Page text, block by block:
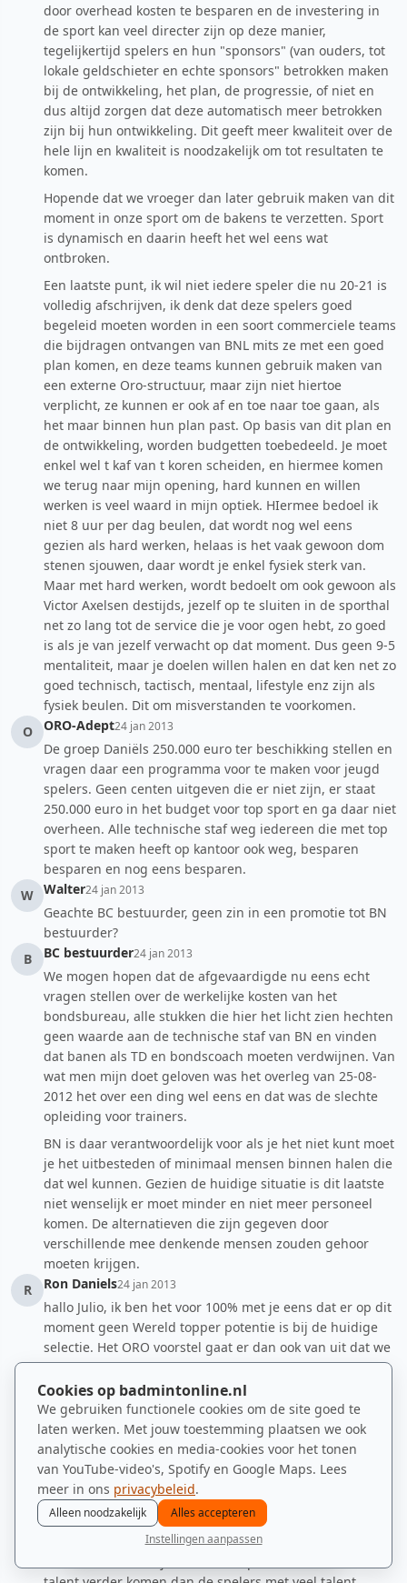
Cookies op badmintonline.nl
We gebruiken functionele cookies om de site goed te
laten werken. Met jouw toestemming plaatsen we ook
analytische cookies en media-cookies voor het tonen
van YouTube-video's, Spotify en Google Maps. Lees
meer in ons privacybeleid.
Alleen noodzakelijk
Alles accepteren
Instellingen aanpassen
door overhead kosten te besparen en de investering in
de sport kan veel directer zijn op deze manier,
tegelijkertijd spelers en hun "sponsors" (van ouders, tot
lokale geldschieter en echte sponsors" betrokken maken
bij de ontwikkeling, het plan, de progressie, of niet en
dus altijd zorgen dat deze automatisch meer betrokken
zijn bij hun ontwikkeling. Dit geeft meer kwaliteit over de
hele lijn en kwaliteit is noodzakelijk om tot resultaten te
komen.
Hopende dat we vroeger dan later gebruik maken van dit
moment in onze sport om de bakens te verzetten. Sport
is dynamisch en daarin heeft het wel eens wat
ontbroken.
Een laatste punt, ik wil niet iedere speler die nu 20-21 is
volledig afschrijven, ik denk dat deze spelers goed
begeleid moeten worden in een soort commerciele teams
die bijdragen ontvangen van BNL mits ze met een goed
plan komen, en deze teams kunnen gebruik maken van
een externe Oro-structuur, maar zijn niet hiertoe
verplicht, ze kunnen er ook af en toe naar toe gaan, als
het maar binnen hun plan past. Op basis van dit plan en
de ontwikkeling, worden budgetten toebedeeld. Je moet
enkel wel t kaf van t koren scheiden, en hiermee komen
we terug naar mijn opening, hard kunnen en willen
werken is veel waard in mijn optiek. HIermee bedoel ik
niet 8 uur per dag beulen, dat wordt nog wel eens
gezien als hard werken, helaas is het vaak gewoon dom
stenen sjouwen, daar wordt je enkel fysiek sterk van.
Maar met hard werken, wordt bedoelt om ook gewoon als
Victor Axelsen destijds, jezelf op te sluiten in de sporthal
net zo lang tot de service die je voor ogen hebt, zo goed
is als je van jezelf verwacht op dat moment. Dus geen 9-5
mentaliteit, maar je doelen willen halen en dat ken net zo
goed technisch, tactisch, mentaal, lifestyle enz zijn als
fysiek beulen. Dit om misverstanden te voorkomen.
O
ORO-Adept24 jan 2013
De groep Daniëls 250.000 euro ter beschikking stellen en
vragen daar een programma voor te maken voor jeugd
spelers. Geen centen uitgeven die er niet zijn, er staat
250.000 euro in het budget voor top sport en ga daar niet
overheen. Alle technische staf weg iedereen die met top
sport te maken heeft op kantoor ook weg, besparen
besparen en nog eens besparen.
W Walter24 jan 2013
Geachte BC bestuurder, geen zin in een promotie tot BN
bestuurder?
B
BC bestuurder24 jan 2013
We mogen hopen dat de afgevaardigde nu eens echt
vragen stellen over de werkelijke kosten van het
bondsbureau, alle stukken die hier het licht zien hechten
geen waarde aan de technische staf van BN en vinden
dat banen als TD en bondscoach moeten verdwijnen. Van
wat men mijn doet geloven was het overleg van 25-08-
2012 het over een ding wel eens en dat was de slechte
opleiding voor trainers.
BN is daar verantwoordelijk voor als je het niet kunt moet
je het uitbesteden of minimaal mensen binnen halen die
dat wel kunnen. Gezien de huidige situatie is dit laatste
niet wenselijk er moet minder en niet meer personeel
komen. De alternatieven die zijn gegeven door
verschillende mee denkende mensen zouden gehoor
moeten krijgen.
R
Ron Daniels24 jan 2013
hallo Julio, ik ben het voor 100% met je eens dat er op dit
moment geen Wereld topper potentie is bij de huidige
selectie. Het ORO voorstel gaat er dan ook van uit dat we
met de jeugd gaan werken en dat spelers die ouder dan
21 misschien 22 gewoon voor zichzelf moeten zorgen
eventueel met een bijdrage van de bond in hun eigen
team.
In de jeugd die er nu is zou ik wel investeren maar dan
op een manier die ver bij het huidige systeem vandaan
is. Dat is het geen Harm, Henri en ik het over hebben. In
ons voorstel komen geen spelers voor die nu in de
senioren selectie zitten. Wel spelers uit de U17 en U19.
spelers ranglijst zomer